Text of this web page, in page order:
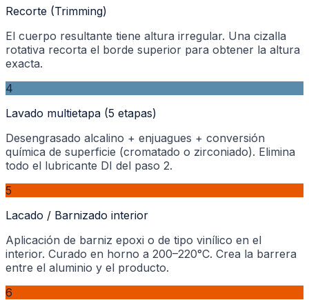
Recorte (Trimming)
El cuerpo resultante tiene altura irregular. Una cizalla
rotativa recorta el borde superior para obtener la altura
exacta.
4
Lavado multietapa (5 etapas)
Desengrasado alcalino + enjuagues + conversión
química de superficie (cromatado o zirconiado). Elimina
todo el lubricante DI del paso 2.
5
Lacado / Barnizado interior
Aplicación de barniz epoxi o de tipo vinílico en el
interior. Curado en horno a 200–220°C. Crea la barrera
entre el aluminio y el producto.
6